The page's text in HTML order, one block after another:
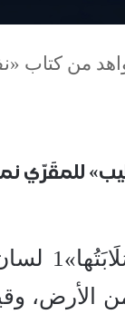
من كتاب
للمقَرّي
الأرض،